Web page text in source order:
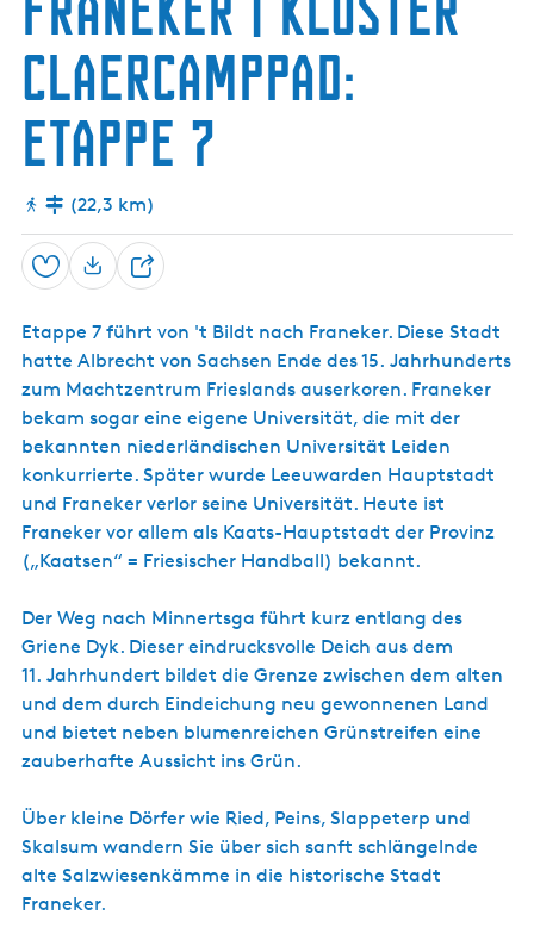
a
b
i
i
a
p
e
r
p
Claercamppad:
Etappe 7
(22,3 km)
Speichern T
i
l
e
n
Etappe 7 führt von 't Bildt nach Franeker. Diese Stadt
hatte Albrecht von Sachsen Ende des 15. Jahrhunderts
zum Machtzentrum Frieslands auserkoren. Franeker
bekam sogar eine eigene Universität, die mit der
bekannten niederländischen Universität Leiden
konkurrierte. Später wurde Leeuwarden Hauptstadt
und Franeker verlor seine Universität. Heute ist
Franeker vor allem als Kaats-Hauptstadt der Provinz
(„Kaatsen“ = Friesischer Handball) bekannt.
Der Weg nach Minnertsga führt kurz entlang des
Griene Dyk. Dieser eindrucksvolle Deich aus dem
11. Jahrhundert bildet die Grenze zwischen dem alten
und dem durch Eindeichung neu gewonnenen Land
und bietet neben blumenreichen Grünstreifen eine
zauberhafte Aussicht ins Grün.
Über kleine Dörfer wie Ried, Peins, Slappeterp und
Skalsum wandern Sie über sich sanft schlängelnde
alte Salzwiesenkämme in die historische Stadt
Franeker.